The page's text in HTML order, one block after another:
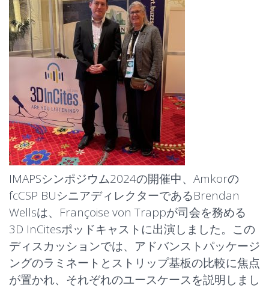
IMAPSシンポジウム2024の開催中、Amkorの
fcCSP BUシニアディレクターであるBrendan
Wellsは、Françoise von Trappが司会を務める
3D InCitesポッドキャストに出演しました。この
ディスカッションでは、アドバンストパッケージ
ングのラミネートとストリップ基板の比較に焦点
が置かれ、それぞれのユースケースを説明しまし